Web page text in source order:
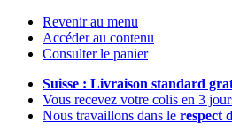
Revenir au menu
Accéder au contenu
Consulter le panier
Suisse : Livraison standard
Vous recevez votre colis en 3
Nous travaillons dans le respect